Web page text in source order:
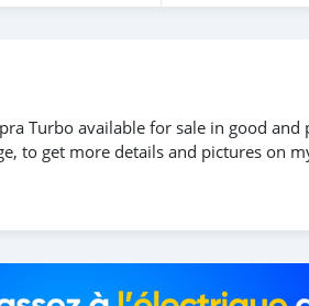
Turbo available for sale in good
to get more details and pictures on